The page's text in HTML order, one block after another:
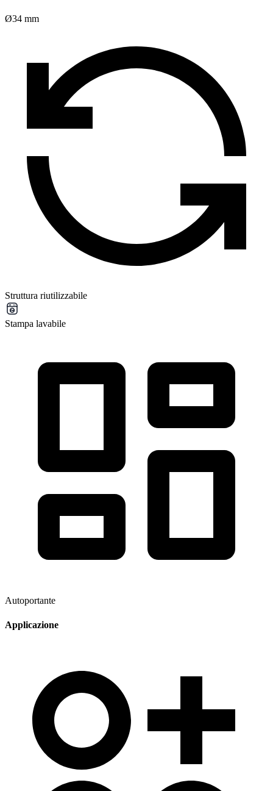
Ø34 mm
Struttura riutilizzabile
Stampa lavabile
Autoportante
Applicazione